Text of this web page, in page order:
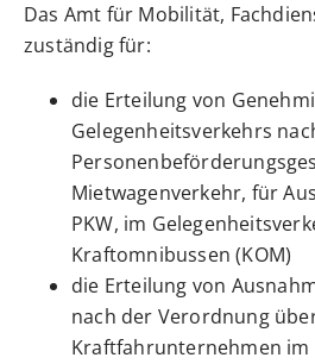
Das Amt für Mobilität,
zuständig für:
die Erteilung von
Gelegenheitsverkehrs
Mietwagenverkehr, für
PKW, im
Kraftomnibussen (KOM)
die Erteilung von
nach der Verordnung
Kraftfahrunternehmen